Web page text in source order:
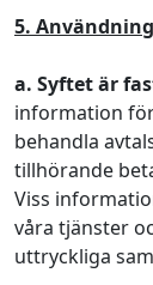
5.
a. Syftet är
information
behandla
tillhörande
Viss
våra tjänster
uttryckliga